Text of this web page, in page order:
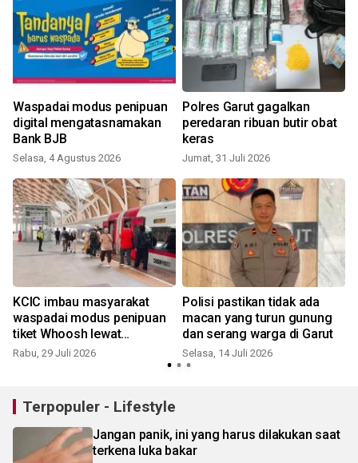
Waspadai modus penipuan
digital mengatasnamakan
Bank BJB
Selasa, 4 Agustus 2026
Polres Garut gagalkan
peredaran ribuan butir obat
keras
Jumat, 31 Juli 2026
KCIC imbau masyarakat
waspadai modus penipuan
tiket Whoosh lewat
WhatsApp
Rabu, 29 Juli 2026
Polisi pastikan tidak ada
macan yang turun gunung
dan serang warga di Garut
Selasa, 14 Juli 2026
Terpopuler - Lifestyle
Jangan panik, ini yang harus dilakukan saat
terkena luka bakar